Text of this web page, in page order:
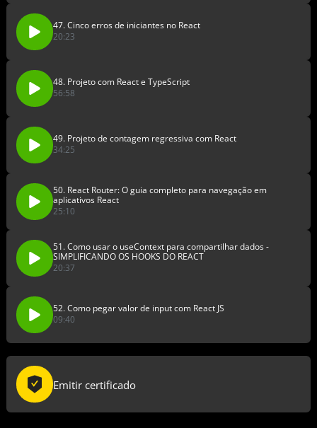
47. Cinco erros de iniciantes no React
20:23
48. Projeto com React e TypeScript
56:58
49. Projeto de contagem regressiva com React
34:25
50. React Router: O guia completo para navegação em
aplicativos React
25:10
51. Como usar o useContext para compartilhar dados -
SIMPLIFICANDO OS HOOKS DO REACT
20:37
52. Como pegar valor de input com React JS
09:40
Emitir certificado